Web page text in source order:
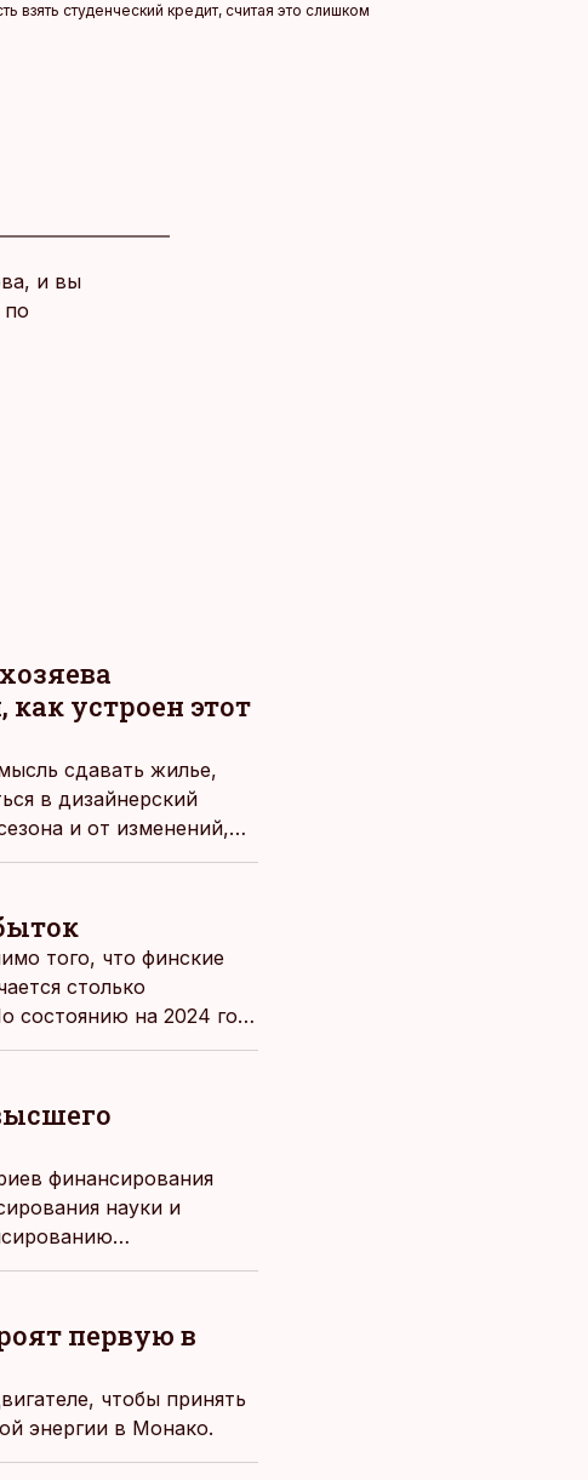
студенческий кредит, считая это слишком
и вы
по
устроен этот
сдавать жилье,
в дизайнерский
и от изменений,
того, что финские
столько
состоянию на 2024 год,
вузы.
финансирования
науки и
первую в
чтобы принять
энергии в Монако.